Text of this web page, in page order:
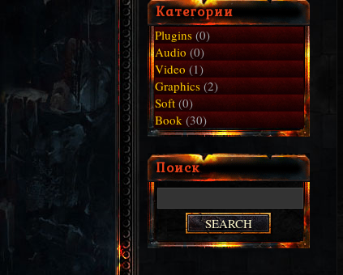
Категории
Plugins(0)
Audio(0)
Video(1)
Graphics(2)
Soft(0)
Book(30)
Поиск